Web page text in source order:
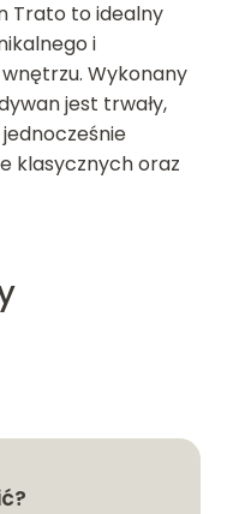
Trato to idealny
i
Wykonany
jest trwały,
klasycznych oraz